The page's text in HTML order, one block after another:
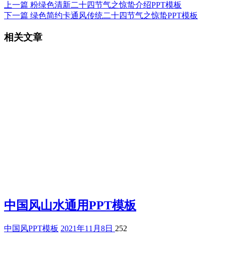
上一篇 粉绿色清新二十四节气之惊蛰介绍PPT模板
下一篇 绿色简约卡通风传统二十四节气之惊蛰PPT模板
相关文章
中国风山水通用PPT模板
中国风PPT模板 2021年11月8日 252